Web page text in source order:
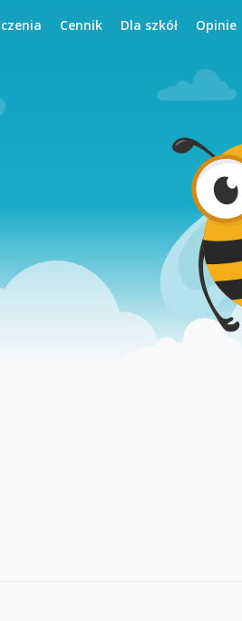
Cennik Dla szkół Opinie